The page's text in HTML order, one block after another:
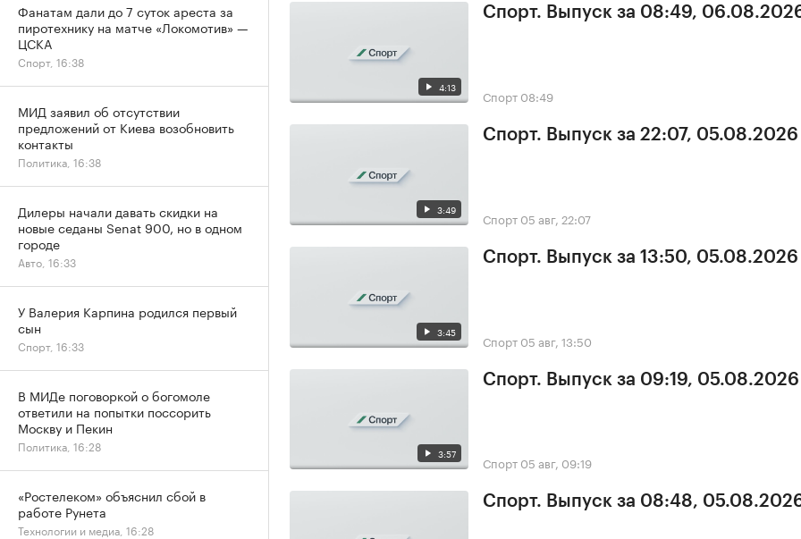
4:13
Спорт. Выпуск за 08:49,
Спорт 08:49
3:49
Спорт. Выпуск за 22:07, 05.08.2026
Спорт 05 авг, 22:07
3:45
Спорт. Выпуск за 13:50, 05.08.2026
Спорт 05 авг, 13:50
3:57
Спорт. Выпуск за 09:19, 05.08.2026
Спорт 05 авг, 09:19
Спорт. Выпуск за 08:48,
Фанатам дали до 7 суток ареста за
пиротехнику на матче «Локомотив» —
ЦСКА
Спорт, 16:38
МИД заявил об отсутствии
предложений от Киева возобновить
контакты
Политика, 16:38
Дилеры начали давать скидки на
новые седаны Senat 900, но в одном
городе
Авто, 16:33
У Валерия Карпина родился первый
сын
Спорт, 16:33
В МИДе поговоркой о богомоле
ответили на попытки поссорить
Москву и Пекин
Политика, 16:28
«Ростелеком» объяснил сбой в
работе Рунета
Технологии и медиа, 16:28